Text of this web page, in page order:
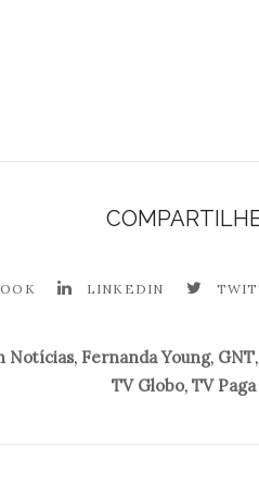
LINKEDIN
Notícias, Fernanda Young, GNT,
TV Globo, TV Paga